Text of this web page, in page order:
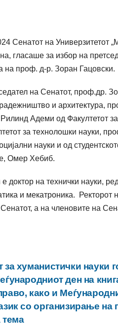
Сенатот на Универзитетот
гласаше за избор на
на проф. д-р. Зоран Гацовски.
на Сенатот, проф.др.
и архитектура,
Адеми од Факултетот
за технолошки науки,
науки и од
Омер Хебиб.
доктор на технички науки,
и мекатроника.
а на членовите на
за хуманистички науки
ден на
како и
со организирање на
тема